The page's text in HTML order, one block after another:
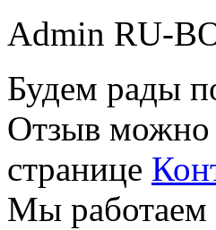
Admin RU-
Будем рады
Отзыв можно
странице
Мы работаем